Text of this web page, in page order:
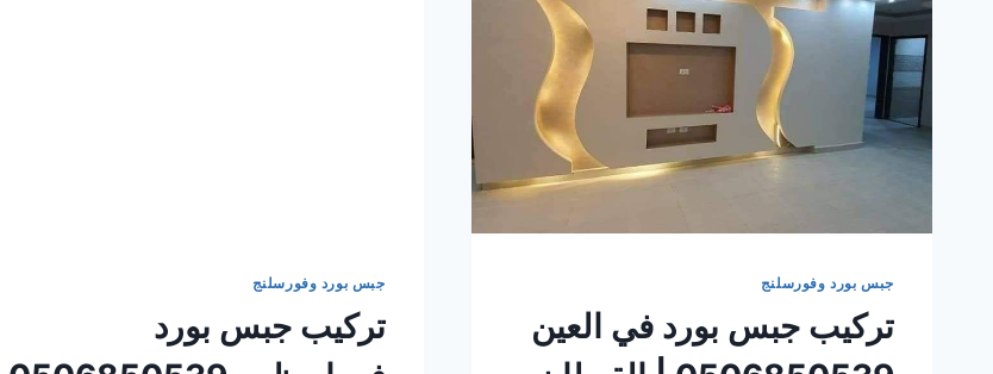
جبس بورد وفورسلنج
تركيب جبس بورد في العين
جبس بورد وفورسلنج
تركيب جبس بورد